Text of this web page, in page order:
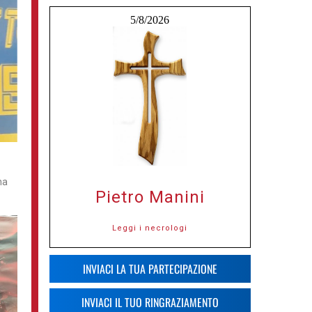
5/8/2026
Pietro Manini
Leggi i necrologi
INVIACI LA TUA PARTECIPAZIONE
INVIACI IL TUO RINGRAZIAMENTO